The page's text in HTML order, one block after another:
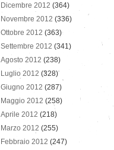
Dicembre 2012 (364)
Novembre 2012 (336)
Ottobre 2012 (363)
Settembre 2012 (341)
Agosto 2012 (238)
Luglio 2012 (328)
Giugno 2012 (287)
Maggio 2012 (258)
Aprile 2012 (218)
Marzo 2012 (255)
Febbraio 2012 (247)